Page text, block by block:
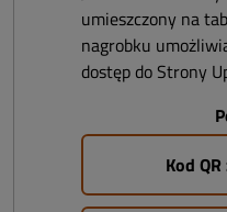
umieszczony na
nagrobku
dostęp do Strony
Kod